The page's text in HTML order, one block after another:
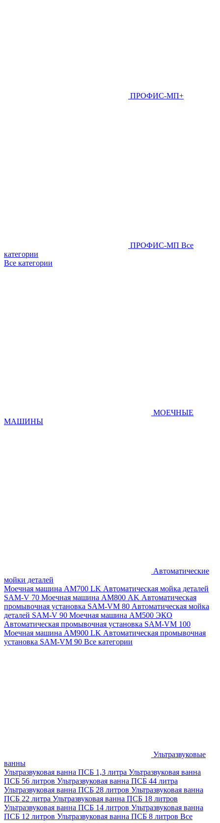
ПРОФИС-МП+
ПРОФИС-МП Все
категории
Все категории
МОЕЧНЫЕ
МАШИНЫ
Автоматические
мойки деталей
Моечная машина AM700 LK Автоматическая мойка деталей
SAM-V 70 Моечная машина АМ800 AK Автоматическая
промывочная установка SAM-VM 80 Автоматическая мойка
деталей SAM-V 90 Моечная машина АМ500 ЭКО
Автоматическая промывочная установка SAM-VM 100
Моечная машина AM900 LK Автоматическая промывочная
установка SAM-VM 90 Все категории
Ультразвуковые
ванны
Ультразвуковая ванна ПСБ 1,3 литра Ультразвуковая ванна
ПСБ 56 литров Ультразвуковая ванна ПСБ 44 литра
Ультразвуковая ванна ПСБ 28 литров Ультразвуковая ванна
ПСБ 22 литра Ультразвуковая ванна ПСБ 18 литров
Ультразвуковая ванна ПСБ 14 литров Ультразвуковая ванна
ПСБ 12 литров Ультразвуковая ванна ПСБ 8 литров Все